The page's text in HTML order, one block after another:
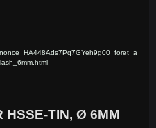
HSSE-TIN, Ø 6MM